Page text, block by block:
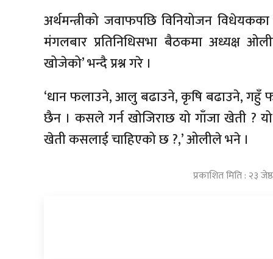
अर्थमन्त्रीको जवाफपछि विनियोजन
मंगलबार प्रतिनिधिसभा बैठकमा अध्यक्ष
खोजेको’ भन्दै प्रश्न गरे ।
‘धान फलाउने, आलु बढाउने, कृषि बढाउने, गहुँ
छैन । कसले गर्न खोजिराछ यो गाँजा खेती ?
खेती कसलाई चाहिएको छ ?,’ ओलीले भने ।
प्रकाशित मिति : २३